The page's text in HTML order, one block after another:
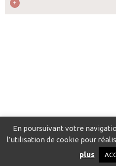
Catalogue pour localiser les
Politique de
En poursuivant votre
l’utilisation de cookie pour
plus